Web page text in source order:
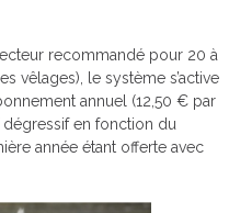
recommandé pour 20 à
vêlages), le système s’active
annuel (12,50 € par
en fonction du
année étant offerte avec